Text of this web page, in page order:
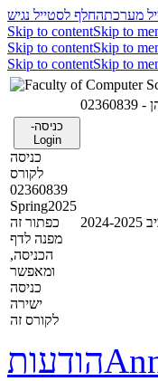
מערכתהחלף לסטייל נגיש
Skip to contentSkip to
Skip to contentSkip to
Skip to contentSkip to
כניסה-
Login
כניסה
לקורס
02360839
Spring2025
כפתור זה
מפנה לדף
הכניסה,
ומאפשר
כניסה
ישירה
לקורס זה
2025
הודעות